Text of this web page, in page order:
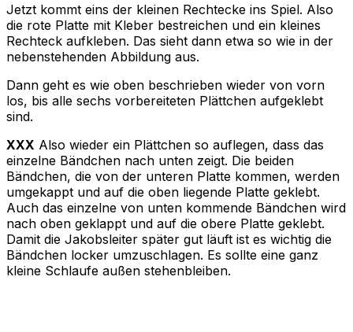
Jetzt kommt eins der kleinen Rechtecke ins Spiel. Also
die rote Platte mit Kleber bestreichen und ein kleines
Rechteck aufkleben. Das sieht dann etwa so wie in der
nebenstehenden Abbildung aus.
Dann geht es wie oben beschrieben wieder von vorn
los, bis alle sechs vorbereiteten Plättchen aufgeklebt
sind.
XXX Also wieder ein Plättchen so auflegen, dass das
einzelne Bändchen nach unten zeigt. Die beiden
Bändchen, die von der unteren Platte kommen, werden
umgekappt und auf die oben liegende Platte geklebt.
Auch das einzelne von unten kommende Bändchen wird
nach oben geklappt und auf die obere Platte geklebt.
Damit die Jakobsleiter später gut läuft ist es wichtig die
Bändchen locker umzuschlagen. Es sollte eine ganz
kleine Schlaufe außen stehenbleiben.